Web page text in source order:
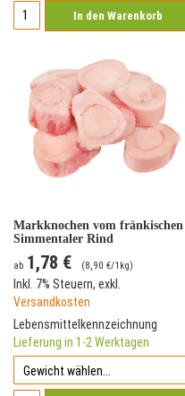
In den Warenkorb
Markknochen vom fränkischen
Simmentaler Rind
ab 1,78 € (8,90 €/1kg)
Inkl. 7% Steuern, exkl.
Versandkosten
Lebensmittelkennzeichnung
Lieferung in 1-2 Werktagen